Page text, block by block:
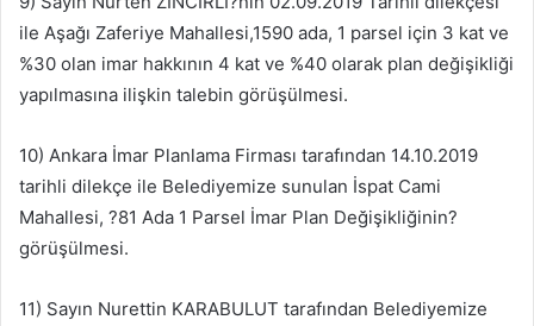
ile Aşağı Zaferiye Mahallesi,1590 ada, 1 parsel için 3 kat ve
%30 olan imar hakkının 4 kat ve %40 olarak plan değişikliği
yapılmasına ilişkin talebin görüşülmesi.
10) Ankara İmar Planlama Firması tarafından 14.10.2019
tarihli dilekçe ile Belediyemize sunulan İspat Cami
Mahallesi, ?81 Ada 1 Parsel İmar Plan Değişikliğinin?
görüşülmesi.
11) Sayın Nurettin KARABULUT tarafından Belediyemize